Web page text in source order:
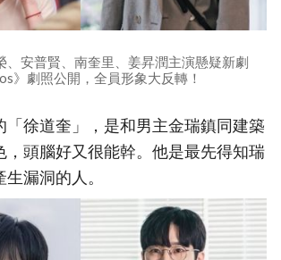
、安普賢、南奎里、姜昇潤主演懸疑新劇
》劇照公開，全員形象大反轉！
徐道奎」，是和男主金瑞鎮同建築
，頭腦好又很能幹。他是最先得知瑞
漏洞的人。